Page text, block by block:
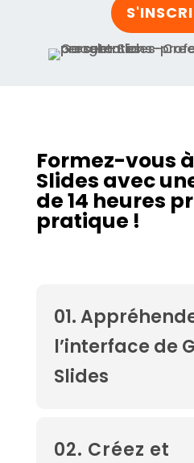
Formez-vous
Slides avec
de 14 heures
pratique !
01.
l’interface de
Slides
02. Créez et